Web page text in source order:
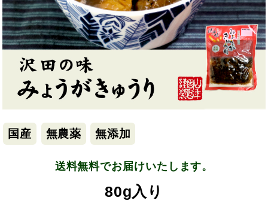
国産 無農薬 無添加
送料無料でお届けいたします。
80g入り